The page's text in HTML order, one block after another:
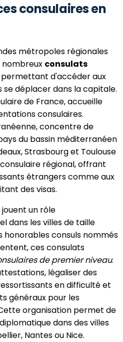
consulaires en
métropoles régionales
consulats
permettant d'accéder aux
se déplacer dans la capitale.
de France, accueille
consulaires.
concentre de
du bassin méditerranéen
Strasbourg et Toulouse
régional, offrant
étrangers comme aux
des visas.
un rôle
dans les villes de taille
honorables consuls nommés
ces consulats
de premier niveau.
légaliser des
en difficulté et
généraux pour les
organisation permet de
dans des villes
Nantes ou Nice.